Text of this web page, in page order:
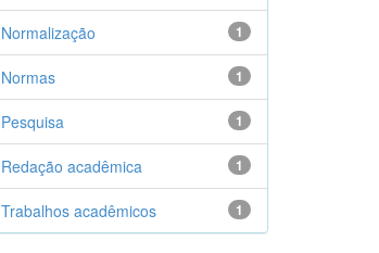
1
Normalização
1
Normas
1
Pesquisa
1
Redação acadêmica
1
Trabalhos acadêmicos